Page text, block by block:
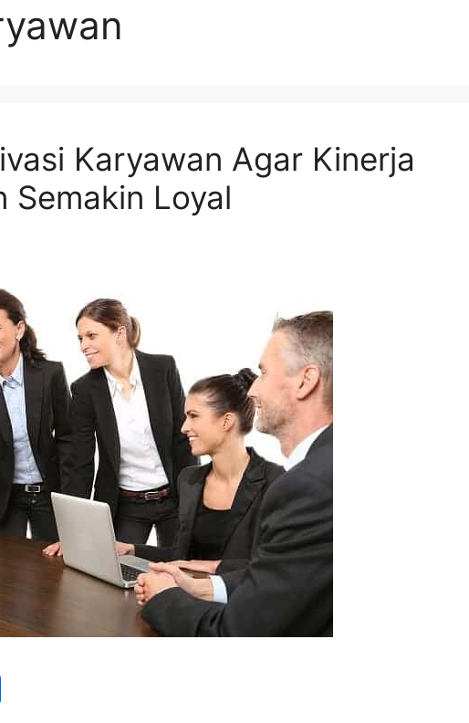
Karyawan Agar Kinerja
Semakin Loyal